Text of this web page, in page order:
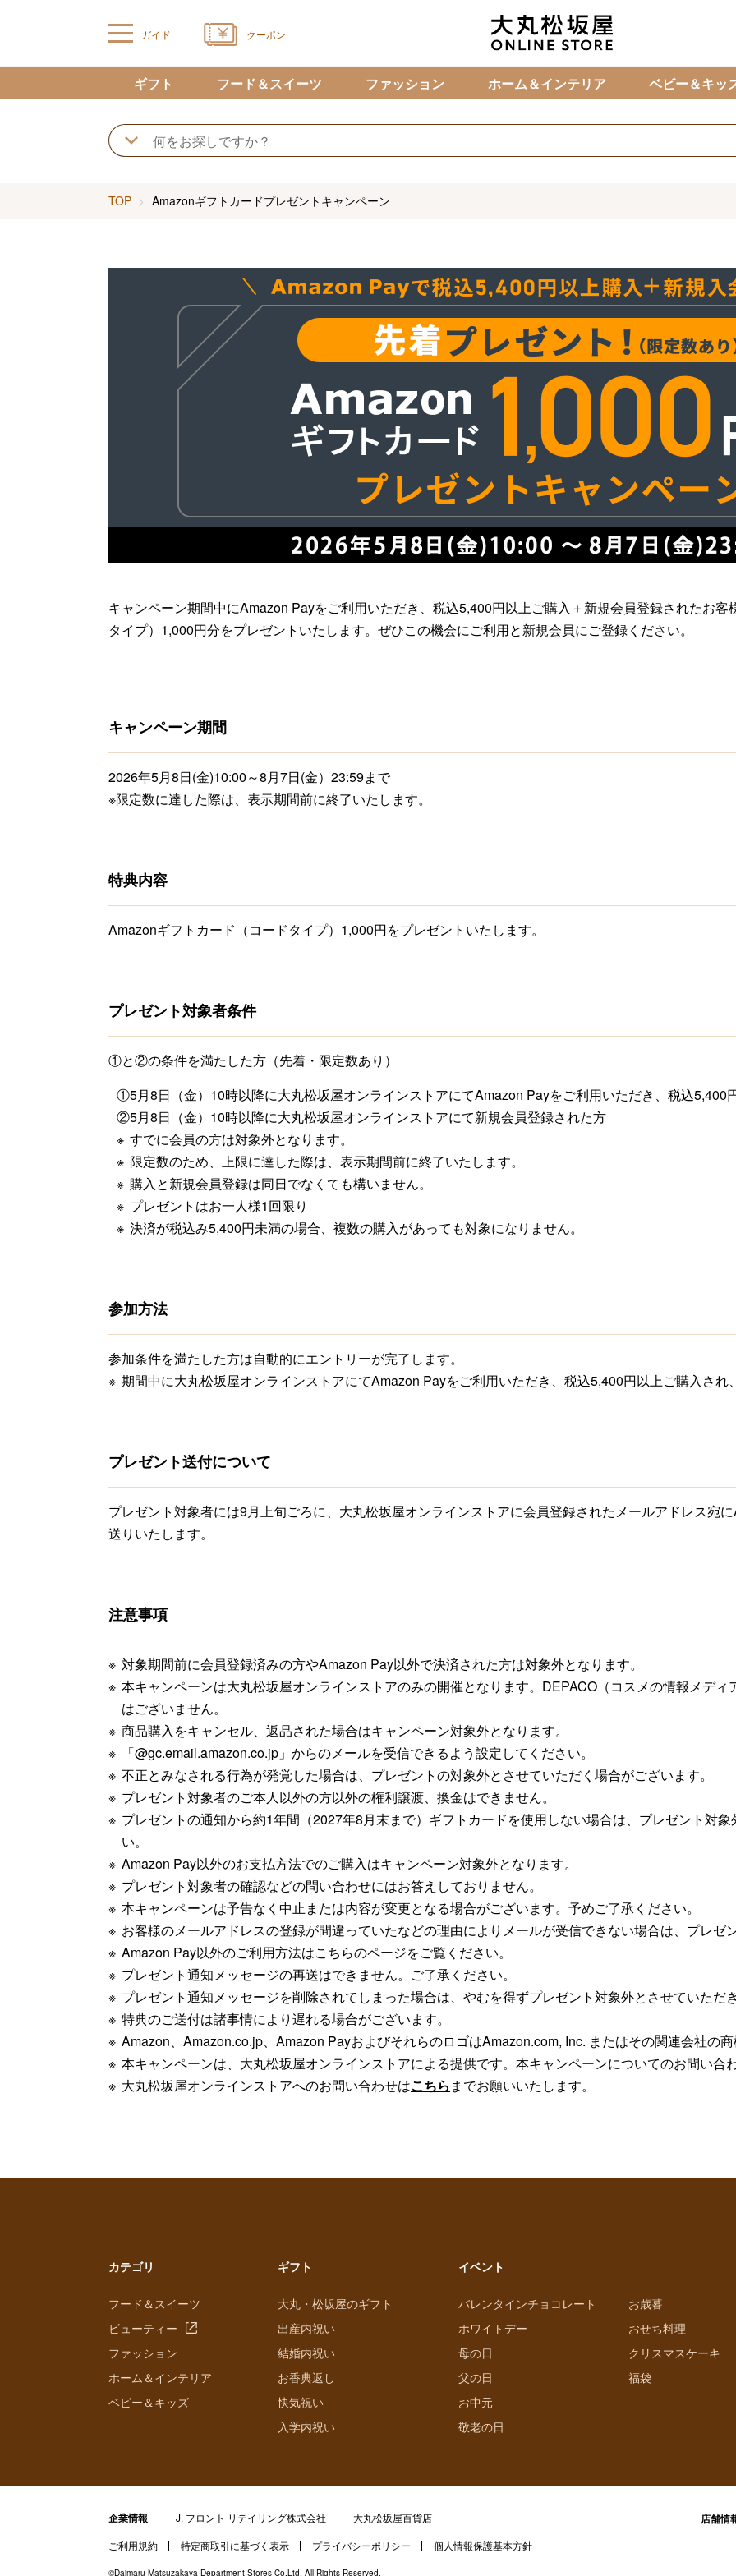
ガイド クーポン
カ
ギフト フード＆スイーツ ファッション ホーム＆インテリア ベビー＆キッ
TOP Amazonギフトカードプレゼントキャンペーン
キャンペーン期間中にAmazon Payをご利用いただき、税込5,400円以上ご購入＋新規会員登録されたお
タイプ）1,000円分をプレゼントいたします。ぜひこの機会にご利用と新規会員にご登録ください。
キャンペーン期間
2026年5月8日(金)10:00～8月7日(金）23:59まで
※限定数に達した際は、表示期間前に終了いたします。
特典内容
Amazonギフトカード（コードタイプ）1,000円をプレゼントいたします。
プレゼント対象者条件
①と②の条件を満たした方（先着・限定数あり）
①5月8日（金）10時以降に大丸松坂屋オンラインストアにてAmazon Payをご利用いただき、税込5,400
②5月8日（金）10時以降に大丸松坂屋オンラインストアにて新規会員登録された方
すでに会員の方は対象外となります。
限定数のため、上限に達した際は、表示期間前に終了いたします。
購入と新規会員登録は同日でなくても構いません。
プレゼントはお一人様1回限り
決済が税込み5,400円未満の場合、複数の購入があっても対象になりません。
参加方法
参加条件を満たした方は自動的にエントリーが完了します。
期間中に大丸松坂屋オンラインストアにてAmazon Payをご利用いただき、税込5,400円以上ご購入され
プレゼント送付について
プレゼント対象者には9月上旬ごろに、大丸松坂屋オンラインストアに会員登録されたメールアドレス宛
送りいたします。
注意事項
対象期間前に会員登録済みの方やAmazon Pay以外で決済された方は対象外となります。
本キャンペーンは大丸松坂屋オンラインストアのみの開催となります。DEPACO（コスメの情報メデ
はございません。
商品購入をキャンセル、返品された場合はキャンペーン対象外となります。
「@gc.email.amazon.co.jp」からのメールを受信できるよう設定してください。
不正とみなされる行為が発覚した場合は、プレゼントの対象外とさせていただく場合がございます。
プレゼント対象者のご本人以外の方以外の権利譲渡、換金はできません。
プレゼントの通知から約1年間（2027年8月末まで）ギフトカードを使用しない場合は、プレゼント対
い。
Amazon Pay以外のお支払方法でのご購入はキャンペーン対象外となります。
プレゼント対象者の確認などの問い合わせにはお答えしておりません。
本キャンペーンは予告なく中止または内容が変更となる場合がございます。予めご了承ください。
お客様のメールアドレスの登録が間違っていたなどの理由によりメールが受信できない場合は、プレゼ
Amazon Pay以外のご利用方法はこちらのページをご覧ください。
プレゼント通知メッセージの再送はできません。ご了承ください。
プレゼント通知メッセージを削除されてしまった場合は、やむを得ずプレゼント対象外とさせていただき
特典のご送付は諸事情により遅れる場合がございます。
Amazon、Amazon.co.jp、Amazon PayおよびそれらのロゴはAmazon.com, Inc. またはその関連会社の商
本キャンペーンは、大丸松坂屋オンラインストアによる提供です。本キャンペーンについてのお問い合
大丸松坂屋オンラインストアへのお問い合わせはこちら までお願いいたします。
カテゴリ
フード＆スイーツ
ビューティー
ファッション
ホーム＆インテリア
ベビー＆キッズ
ギフト
大丸・松坂屋のギフト
出産内祝い
結婚内祝い
お香典返し
快気祝い
入学内祝い
イベント
バレンタインチョコレート
ホワイトデー
母の日
父の日
お中元
敬老の日
お歳暮
おせち料理
クリスマスケーキ
福袋
企業情報 J. フロント リテイリング株式会社 大丸松坂屋百貨店 店舗情
ご利用規約 特定商取引に基づく表示 プライバシーポリシー 個人情報保護基本方針
©Daimaru Matsuzakaya Department Stores Co.Ltd. All Rights Reserved.